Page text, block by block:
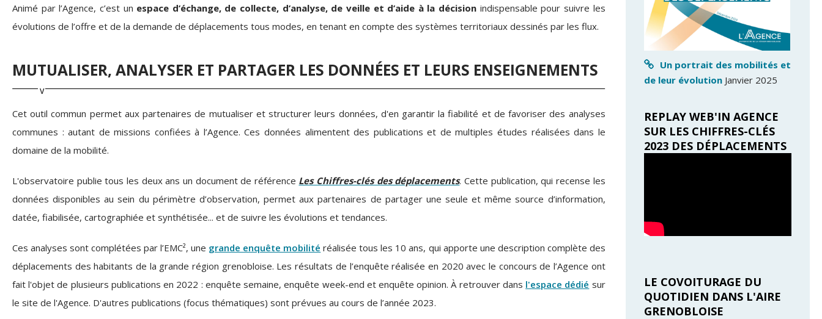
Animé par l’Agence, c’est un espace d’échange, de collecte, d’analyse, de veille et d’aide à la décision indispensable pour suivre les
évolutions de l’offre et de la demande de déplacements tous modes, en tenant en compte des systèmes territoriaux dessinés par les flux.
MUTUALISER, ANALYSER ET PARTAGER LES DONNÉES ET LEURS ENSEIGNEMENTS
Cet outil commun permet aux partenaires de mutualiser et structurer leurs données, d'en garantir la fiabilité et de favoriser des analyses
communes : autant de missions confiées à l’Agence. Ces données alimentent des publications et de multiples études réalisées dans le
domaine de la mobilité.
L'observatoire publie tous les deux ans un document de référence Les Chiffres-clés des déplacements. Cette publication, quirecense les
données disponibles au sein du périmètre d’observation, permet auxpartenaires de partager une seule et même source d’information,
datée, fiabilisée, cartographiée et synthétisée... et de suivre les évolutions et tendances.
Ces analyses sont complétées par l’EMC², une grande enquête mobilité réalisée tous les 10 ans, qui apporte une description complète des
déplacements des habitants de la grande région grenobloise. Les résultats de l’enquête réalisée en 2020 avec le concours de l’Agence ont
fait l'objet de plusieurs publications en 2022 : enquête semaine, enquête week-end et enquête opinion. À retrouver dans l'espace dédié sur
le site de l'Agence. D'autres publications (focus thématiques) sont prévues au cours de l’année 2023.
Un portrait des mobilités et
de leur évolution Janvier 2025
REPLAY WEB'IN AGENCE
SUR LES CHIFFRES-CLÉS
2023 DES DÉPLACEMENTS
LE COVOITURAGE DU
QUOTIDIEN DANS L'AIRE
GRENOBLOISE